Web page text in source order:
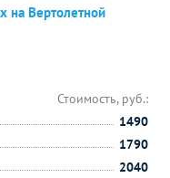
Вертолетной
Стоимость, руб.:
1490
1790
2040